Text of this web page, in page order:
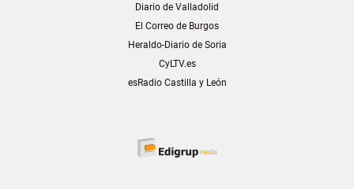
Diario de Valladolid
El Correo de Burgos
Heraldo-Diario de Soria
CyLTV.es
esRadio Castilla y León